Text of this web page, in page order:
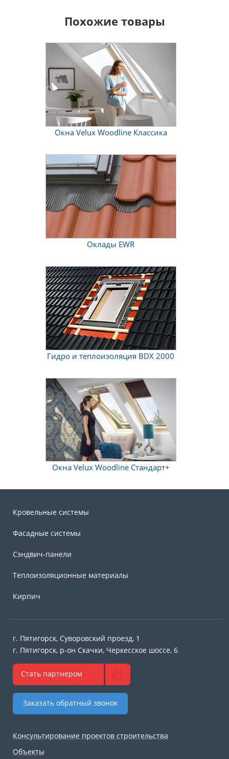
Похожие товары
Окна Velux Woodline Классика
Оклады EWR
Гидро и теплоизоляция BDX 2000
Окна Velux Woodline Стандарт+
Кровельные системы
Фасадные системы
Сэндвич-панели
Теплоизоляционные материалы
Кирпич
г. Пятигорск, Суворовский проезд, 1
г. Пятигорск, р-он Скачки, Черкесское шоссе, 6
Стать партнером
Заказать обратный звонок
Консультирование проектов строительства
Объекты